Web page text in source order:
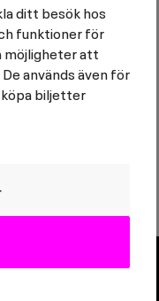
den
Vilkår Personvern
ditt besök hos
funktioner för
möjligheter att
används även för
biljetter